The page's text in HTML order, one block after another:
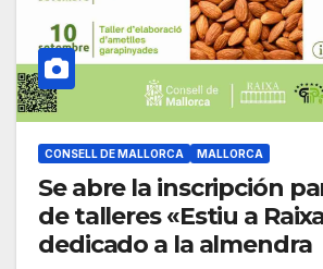
CONSELL DE MALLORCA MALLORCA
Se abre la inscripción
de talleres «Estiu a
dedicado a la almendra